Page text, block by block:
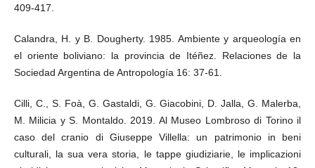
409-417.
Calandra, H. y B. Dougherty. 1985. Ambiente y arqueología en
el oriente boliviano: la provincia de Itéñez. Relaciones de la
Sociedad Argentina de Antropología 16: 37-61.
Cilli, C., S. Foà, G. Gastaldi, G. Giacobini, D. Jalla, G. Malerba,
M. Milicia y S. Montaldo. 2019. Al Museo Lombroso di Torino il
caso del cranio di Giuseppe Villella: un patrimonio in beni
culturali, la sua vera storia, le tappe giudiziarie, le implicazioni